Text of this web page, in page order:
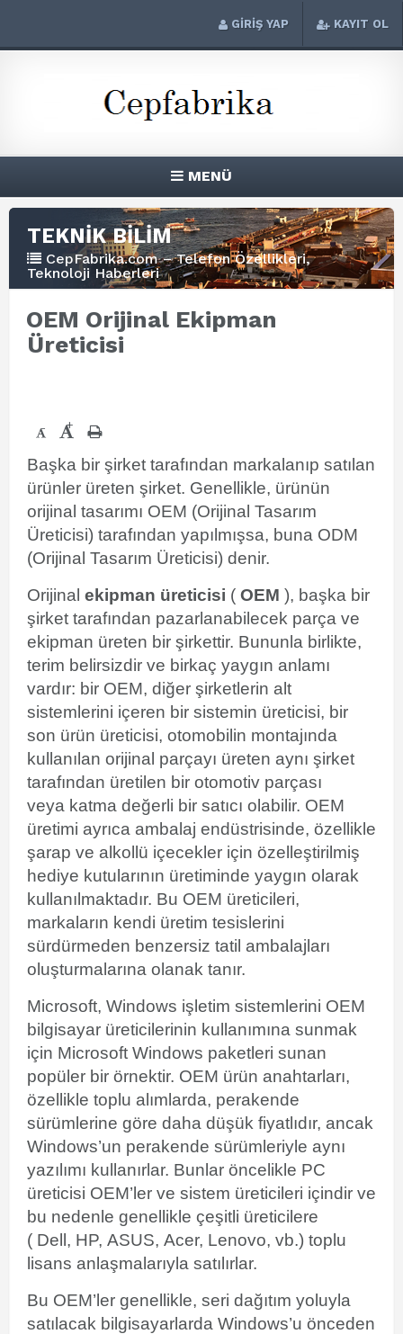
GİRİŞ YAP KAYIT OL
MENÜ
TEKNİK BİLİM
CepFabrika.com – Telefon Özellikleri,
Teknoloji Haberleri
OEM Orijinal Ekipman
Üreticisi
- +
Başka bir şirket tarafından markalanıp satılan
ürünler üreten şirket. Genellikle, ürünün
orijinal tasarımı OEM (Orijinal Tasarım
Üreticisi) tarafından yapılmışsa, buna ODM
(Orijinal Tasarım Üreticisi) denir.
Orijinal ekipman üreticisi ( OEM ), başka bir
şirket tarafından pazarlanabilecek parça ve
ekipman üreten bir şirkettir. Bununla birlikte,
terim belirsizdir ve birkaç yaygın anlamı
vardır: bir OEM, diğer şirketlerin alt
sistemlerini içeren bir sistemin üreticisi, bir
son ürün üreticisi, otomobilin montajında ​​
kullanılan orijinal parçayı üreten aynı şirket
tarafından üretilen bir otomotiv parçası
veya katma değerli bir satıcı olabilir. OEM
üretimi ayrıca ambalaj endüstrisinde, özellikle
şarap ve alkollü içecekler için özelleştirilmiş
hediye kutularının üretiminde yaygın olarak
kullanılmaktadır. Bu OEM üreticileri,
markaların kendi üretim tesislerini
sürdürmeden benzersiz tatil ambalajları
oluşturmalarına olanak tanır.
Microsoft, Windows işletim sistemlerini OEM
bilgisayar üreticilerinin kullanımına sunmak
için Microsoft Windows paketleri sunan
popüler bir örnektir. OEM ürün anahtarları,
özellikle toplu alımlarda, perakende
sürümlerine göre daha düşük fiyatlıdır, ancak
Windows’un perakende sürümleriyle aynı
yazılımı kullanırlar. Bunlar öncelikle PC
üreticisi OEM’ler ve sistem üreticileri içindir ve
bu nedenle genellikle çeşitli üreticilere
( Dell, HP, ASUS, Acer, Lenovo, vb.) toplu
lisans anlaşmalarıyla satılırlar.
Bu OEM’ler genellikle, seri dağıtım yoluyla
satılacak bilgisayarlarda Windows’u önceden